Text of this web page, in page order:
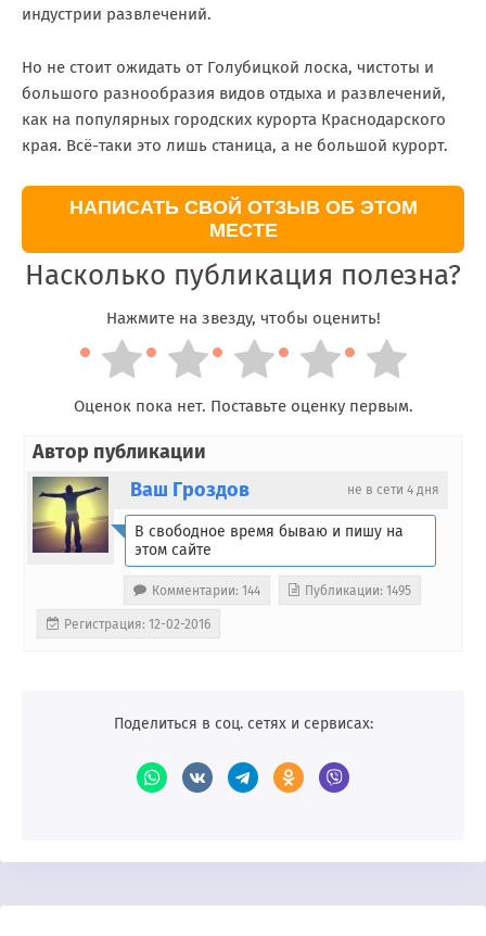
индустрии развлечений.
Но не стоит ожидать от Голубицкой лоска, чистоты и
большого разнообразия видов отдыха и развлечений,
как на популярных городских курорта Краснодарского
края. Всё-таки это лишь станица, а не большой курорт.
НАПИСАТЬ СВОЙ ОТЗЫВ ОБ ЭТОМ
МЕСТЕ
Насколько публикация полезна?
Нажмите на звезду, чтобы оценить!
Оценок пока нет. Поставьте оценку первым.
Автор публикации
не в сети 4 дня
Ваш Гроздов
В свободное время бываю и пишу на
этом сайте
Комментарии: 144 Публикации: 1495
Регистрация: 12-02-2016
Поделиться в соц. сетях и сервисах: